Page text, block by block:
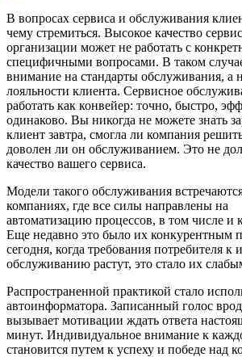
В вопросах сервиса и обслуживания
чему стремиться. Высокое качество
организации может не работать с
специфичными вопросами. В таком
внимание на стандарты обслуживания, а
лояльности клиента. Сервисное
работать как конвейер: точно, быстро,
одинаково. Вы никогда не можете знать
клиент завтра, смогла ли компания
доволен ли он обслуживанием. Это не
качество вашего сервиса.
Модели такого обслуживания
компаниях, где все силы направлены на
автоматизацию процессов, в том числе и
Еще недавно это было их конкурентным
сегодня, когда требования потребителя
обслуживанию растут, это стало их
Распространенной практикой стало
автоинформатора. Записанный голос
вызывает мотивации ждать ответа
минут. Индивидуальное внимание к
становится путем к успеху и победе над